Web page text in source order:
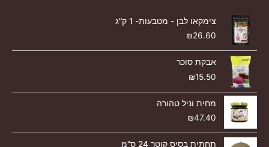
צימקאו לבן - מטבעות- 1 ק"ג
₪26.60
אבקת סוכר
₪15.50
מחית וניל טהורה
₪47.40
תחתית בסיס קוטר 24 ס"מ